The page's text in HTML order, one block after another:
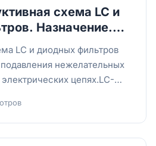
схема LC и
Назначение.
Пример
LC и диодных фильтров
нежелательных
цепях.LC-